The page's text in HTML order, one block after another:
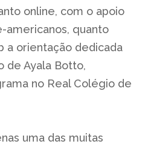
online, com o apoio
quanto
a orientação dedicada
de Ayala Botto,
no Real Colégio de
uma das muitas